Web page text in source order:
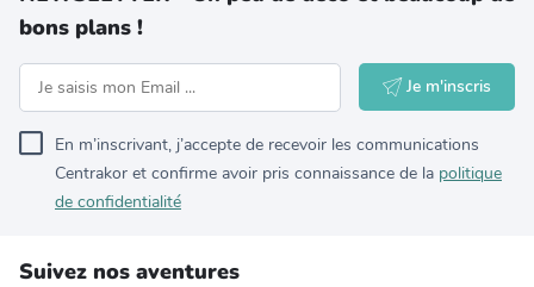
bons plans !
Je m'inscris
En m’inscrivant, j’accepte de recevoir les communications
Centrakor et confirme avoir pris connaissance de la politique
de confidentialité
Suivez nos aventures